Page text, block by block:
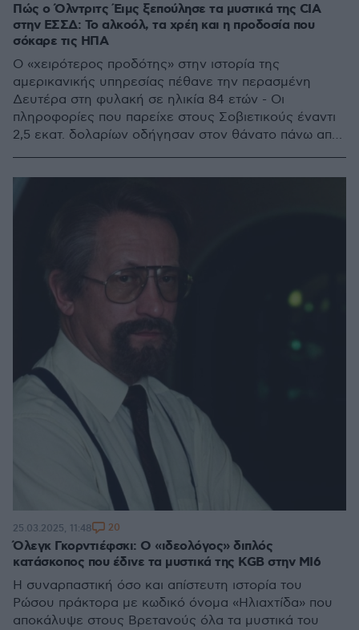
Πώς ο Όλντριτς Έιμς ξεπούλησε τα μυστικά της CIA
στην ΕΣΣΔ: Το αλκοόλ, τα χρέη και η προδοσία που
σόκαρε τις ΗΠΑ
O «χειρότερος προδότης» στην ιστορία της
αμερικανικής υπηρεσίας πέθανε την περασμένη
Δευτέρα στη φυλακή σε ηλικία 84 ετών - Οι
πληροφορίες που παρείχε στους Σοβιετικούς έναντι
2,5 εκατ. δολαρίων οδήγησαν στον θάνατο πάνω από
Όλεγκ Γκορντιέφσκι: Ο «ιδεολόγος» διπλός
κατάσκοπος που έδινε τα μυστικά της KGB στην MI6
Η συναρπαστική όσο και απίστευτη ιστορία του
Ρώσου πράκτορα με κωδικό όνομα «Ηλιαχτίδα» που
αποκάλυψε στους Βρετανούς όλα τα μυστικά του
25.03.2025, 11:48 20